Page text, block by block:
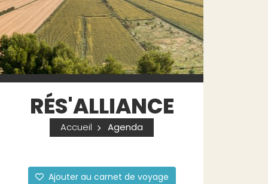
RÉS'ALLIANCE
Accueil Agenda
Ajouter au carnet de voyage